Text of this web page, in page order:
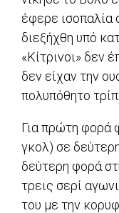
έφερε ισοπαλία
διεξήχθη υπό
«Κίτρινοι» δεν
δεν είχαν την
πολυπόθητο
Για πρώτη φορά
γκολ) σε
δεύτερη φορά
τρεις σερί
του με την